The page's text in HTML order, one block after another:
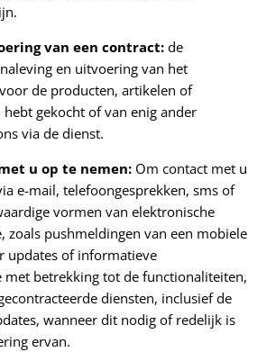
van een contract: de
en uitvoering van het
de producten, artikelen of
gekocht of van enig ander
via de dienst.
u op te nemen: Om contact met u
e-mail, telefoongesprekken, sms of
vormen van elektronische
zoals pushmeldingen van een mobiele
updates of informatieve
met betrekking tot de functionaliteiten,
diensten, inclusief de
wanneer dit nodig of redelijk is
ervan.